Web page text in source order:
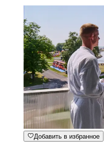
Добавить в избранное